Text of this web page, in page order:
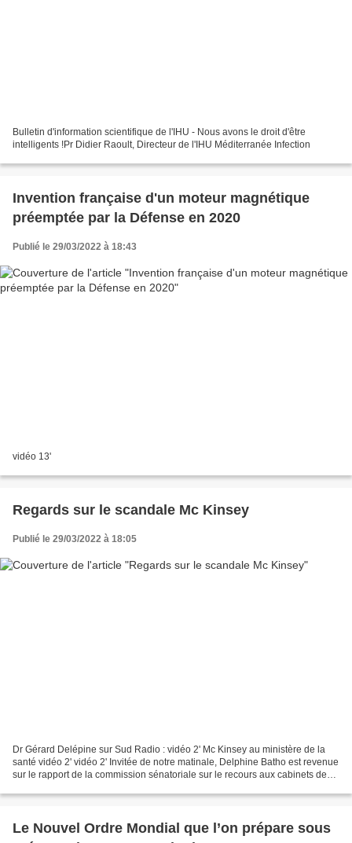
Bulletin d'information scientifique de l'IHU - Nous avons le droit d'être
intelligents !Pr Didier Raoult, Directeur de l'IHU Méditerranée Infection
Invention française d'un moteur magnétique
préemptée par la Défense en 2020
Publié le 29/03/2022 à 18:43
vidéo 13'
Regards sur le scandale Mc Kinsey
Publié le 29/03/2022 à 18:05
Dr Gérard Delépine sur Sud Radio : vidéo 2' Mc Kinsey au ministère de la
santé vidéo 2' vidéo 2' Invitée de notre matinale, Delphine Batho est revenue
sur le rapport de la commission sénatoriale sur le recours aux cabinets de
Le Nouvel Ordre Mondial que l’on prépare sous